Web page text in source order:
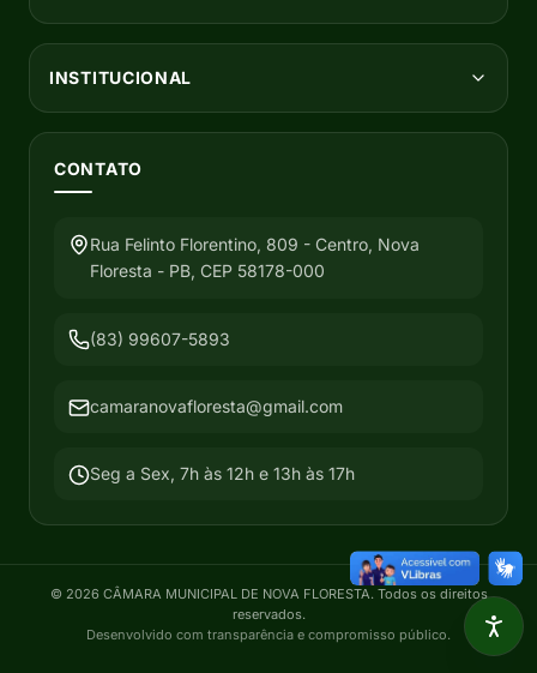
INSTITUCIONAL
CONTATO
Rua Felinto Florentino, 809 - Centro, Nova
Floresta - PB, CEP 58178-000
(83) 99607-5893
camaranovafloresta@gmail.com
Seg a Sex, 7h às 12h e 13h às 17h
© 2026 CÂMARA MUNICIPAL DE NOVA FLORESTA. Todos os direitos
reservados.
Desenvolvido com transparência e compromisso público.